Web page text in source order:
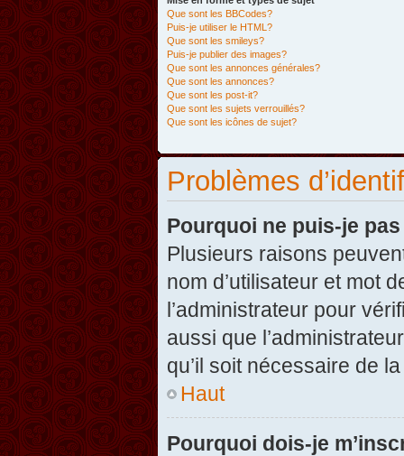
Que sont les BBCodes?
Puis-je utiliser le HTML?
Que sont les smileys?
Puis-je publier des images?
Que sont les annonces générales?
Que sont les annonces?
Que sont les post-it?
Que sont les sujets verrouillés?
Que sont les icônes de sujet?
Problèmes
Pourquoi ne puis-je
Plusieurs raisons
nom d’utilisateur et mot
l’administrateur pour
aussi que
qu’il soit nécessaire de
Haut
Pourquoi dois-je